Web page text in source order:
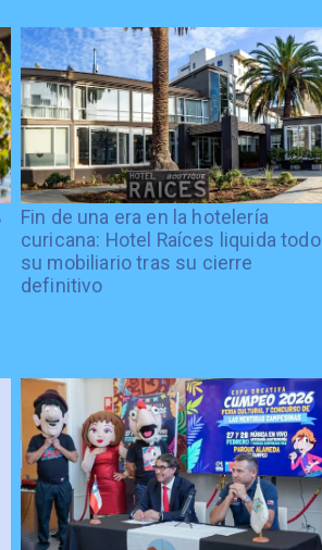
Fin de una era en la hotelería
curicana: Hotel Raíces liquida todo
su mobiliario tras su cierre
definitivo